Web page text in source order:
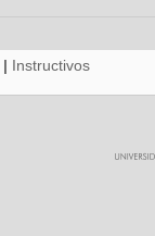
| Instructivos